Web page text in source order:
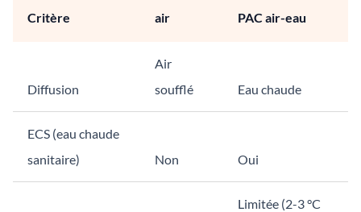
Critère
air
PAC air-eau
Diffusion
Air
soufflé
Eau chaude
ECS (eau chaude
sanitaire)
Non Oui
Limitée (2-3 °C